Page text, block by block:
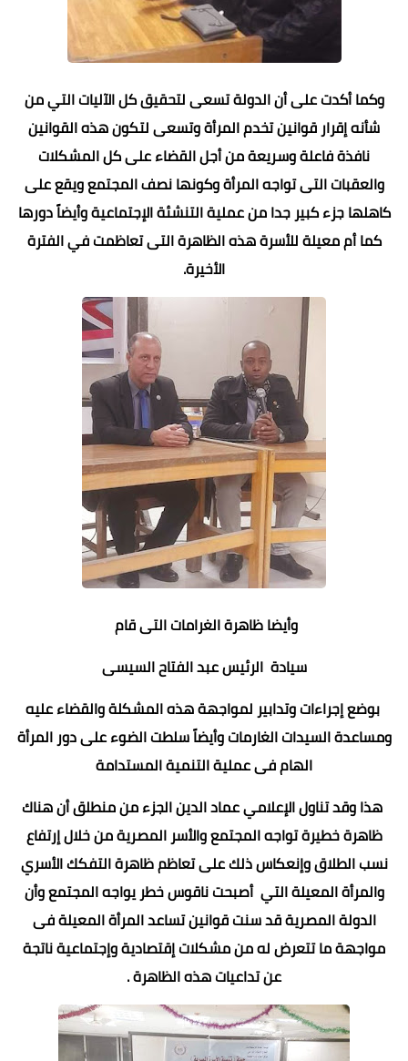
وكما أكدت على أن الدولة تسعى لتحقيق كل الآليات التي من
شأنه إقرار قوانين تخدم المرأة وتسعى لتكون هذه القوانين
نافذة فاعلة وسريعةمن أجل القضاء على كل المشكلات
والعقبات التى تواجه المرأة وكونها نصف المجتمع ويقع على
كاهلها جزء كبير جدا من عملية التنشئة الإجتماعية وأيضاً دورها
كما أم معيلة للأسرة هذه الظاهرة التى تعاظمت في الفترة
الأخيرة.
وأيضا ظاهرة الغرامات التى قام
سيادة الرئيس عبد الفتاح السيسى
بوضع إجراءات وتدابير لمواجهة هذه المشكلة والقضاء عليه
ومساعدة السيدات الغارمات وأيضاً سلطت الضوء على دور المرأة
الهام فى عملية التنمية المستدامة
هذا وقد تناول الإعلامي عماد الدين الجزء من منطلقأن هناك
ظاهرة خطيرة تواجه المجتمع والأسر المصرية من خلال إرتفاع
نسب الطلاق وإنعكاس ذلك على تعاظم ظاهرة التفكك الأسري
والمرأة المعيلة التي أصبحتناقوس خطر يواجه المجتمع وأن
الدولة المصرية قد سنت قوانين تساعد المرأة المعيلة فى
مواجهة ما تتعرض له من مشكلات إقتصادية وإجتماعية ناتجة
عن تداعيات هذه الظاهرة .